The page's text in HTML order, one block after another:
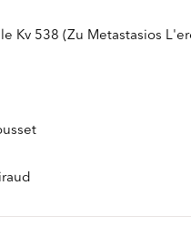
Kv 538 (Zu Metastasios